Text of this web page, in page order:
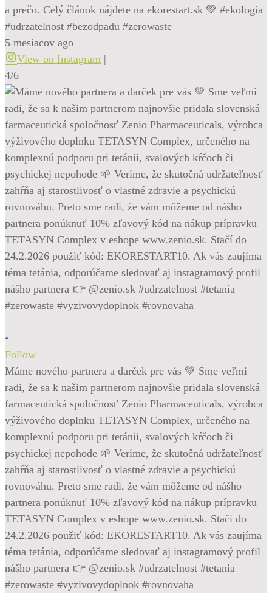
a prečo. Celý článok nájdete na ekorestart.sk 💚 #ekologia
#udrzatelnost #bezodpadu #zerowaste
5 mesiacov ago
View on Instagram |
4/6
•
Follow
Máme nového partnera a darček pre vás 💚 Sme veľmi
radi, že sa k našim partnerom najnovšie pridala slovenská
farmaceutická spoločnosť Zenio Pharmaceuticals, výrobca
výživového doplnku TETASYN Complex, určeného na
komplexnú podporu pri tetánii, svalových kŕčoch či
psychickej nepohode 🌱 Veríme, že skutočná udržateľnosť
zahŕňa aj starostlivosť o vlastné zdravie a psychickú
rovnováhu. Preto sme radi, že vám môžeme od nášho
partnera ponúknuť 10% zľavový kód na nákup prípravku
TETASYN Complex v eshope www.zenio.sk. Stačí do
24.2.2026 použiť kód: EKORESTART10. Ak vás zaujíma
téma tetánia, odporúčame sledovať aj instagramový profil
nášho partnera 👉 @zenio.sk #udrzatelnost #tetania
#zerowaste #vyzivovydoplnok #rovnovaha